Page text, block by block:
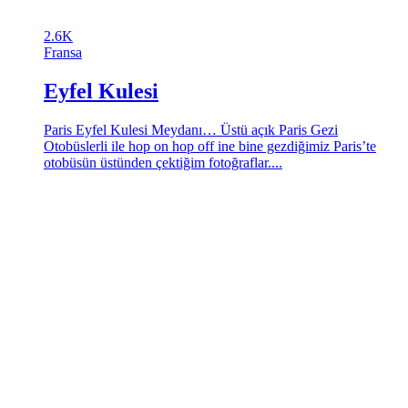
2.6K
Fransa
Eyfel Kulesi
Paris Eyfel Kulesi Meydanı… Üstü açık Paris Gezi
Otobüslerli ile hop on hop off ine bine gezdiğimiz Paris’te
otobüsün üstünden çektiğim fotoğraflar....